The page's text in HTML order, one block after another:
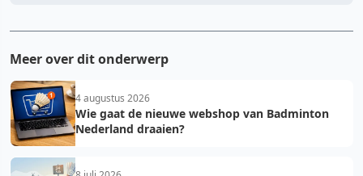
Meer over dit onderwerp
4 augustus 2026
Wie gaat de nieuwe webshop van Badminton
Nederland draaien?